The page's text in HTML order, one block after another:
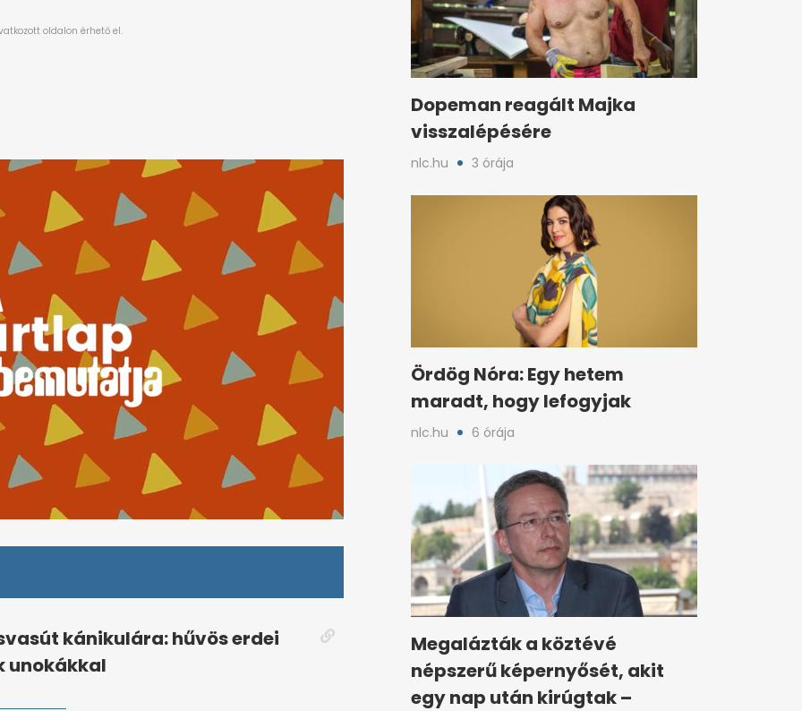
kánikulára: hűvös erdei
unokákkal
Dopeman reagált Majka
visszalépésére
nlc.hu 3 órája
Ördög Nóra: Egy hetem
maradt, hogy lefogyjak
nlc.hu 6 órája
Megalázták a köztévé
népszerű képernyősét, akit
egy nap után kirúgtak –